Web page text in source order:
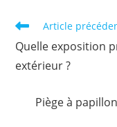
Read
articles
Article
Quelle exposition
extérieur ?
Piège à